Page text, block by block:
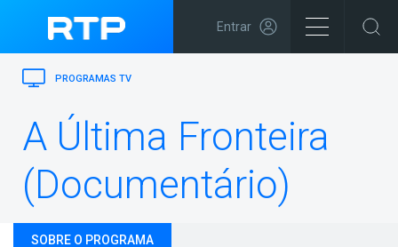
Entrar
PROGRAMAS TV
A Última Fronteira
(Documentário)
SOBRE O PROGRAMA